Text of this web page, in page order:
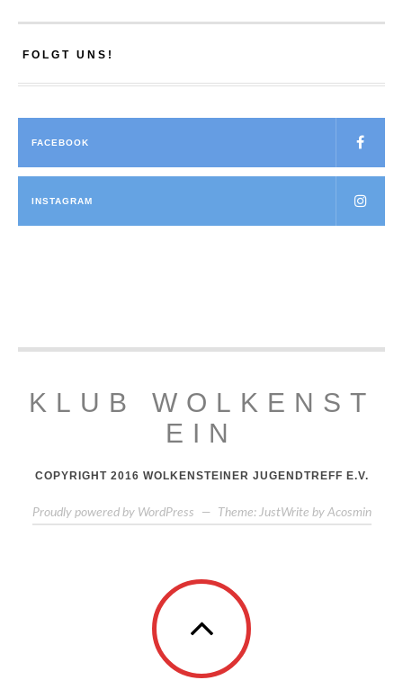
FOLGT UNS!
FACEBOOK
INSTAGRAM
KLUB WOLKENST
EIN
COPYRIGHT 2016 WOLKENSTEINER JUGENDTREFF E.V.
Proudly powered by WordPress — Theme: JustWrite by Acosmin